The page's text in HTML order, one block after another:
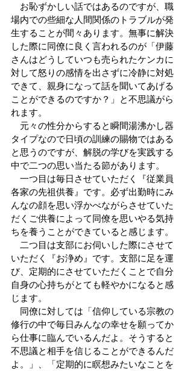
お恥ずかしい話ではあるのですが、職
場内での些細な人間関係のトラブルが発
生することが間々あります。無事に解決
した際に同僚に良く言われるのが「伊藤
さんはどうしていつも売られたケンカに
対して怒りの感情を出さずに冷静に対処
できて、親身になって話を聞いてあげる
ことができるのですか？」と不思議がら
れます。
元々の性分からすると瞬間湯沸かし器
タイプなので日頃の訓練の賜物ではある
と思うのですが、解脱の学びを実践する
中で二つの思い当たる節があります。
一つ目は毎日させていただく『従業員
各家の先祖供養』です。必ず出勤時にみ
んなの顔を思い浮かべながらさせていた
だくご供養によって同僚を思いやる気持
ちを養うことができていると感じます。
二つ目は支部にお伺いした際にさせて
いただく『お浄め』です。支部に足を運
び、定期的にさせていただくことで自分
自身の心持ちがとても軽やかになると感
じます。
同僚に対しては「信仰している宗教の
修行の中で毎日みんなの幸せを願ってか
ら仕事に臨んでいるんだよ。そうすると
不思議と相手を信じることができるんだ
よ。」、「定期的に瞑想みたいなことを